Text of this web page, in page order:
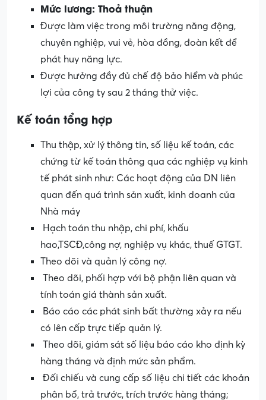
Mức lương: Thoả thuận
Được làm việc trong môi trường năng động,
chuyên nghiệp, vui vẻ, hòa đồng, đoàn kết để
phát huy năng lực.
Được hưởng đầy đủ chế độ bảo hiểm và phúc
lợi của công ty sau 2 tháng thử việc.
Kế toán tổng hợp
Thu thập, xử lý thông tin, số liệu kế toán, các
chứng từ kế toán thông qua các nghiệp vụ kinh
tế phát sinh như: Các hoạt động của DN liên
quan đến quá trình sản xuất, kinh doanh của
Nhà máy
Hạch toán thu nhập, chi phí, khấu
hao,TSCĐ,công nợ, nghiệp vụ khác, thuế GTGT.
Theo dõi và quản lý công nợ.
Theo dõi, phối hợp với bộ phận liên quan và
tính toán giá thành sản xuất.
Báo cáo các phát sinh bất thường xảy ra nếu
có lên cấp trực tiếp quản lý.
Theo dõi, giám sát số liệu báo cáo kho định kỳ
hàng tháng và định mức sản phẩm.
Đối chiếu và cung cấp số liệu chi tiết các khoản
phân bổ, trả trước, trích trước hàng tháng;